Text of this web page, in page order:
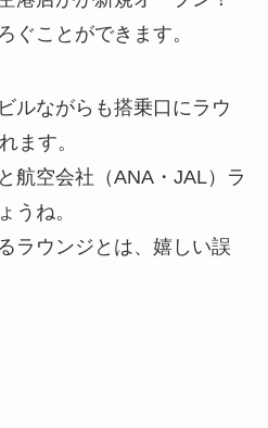
ぐことができます。
ルながらも搭乗口にラウ
ます。
航空会社（ANA・JAL）ラ
うね。
ラウンジとは、嬉しい誤